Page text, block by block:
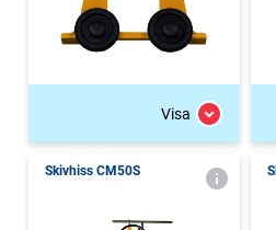
Visa
Skivhiss CM50S